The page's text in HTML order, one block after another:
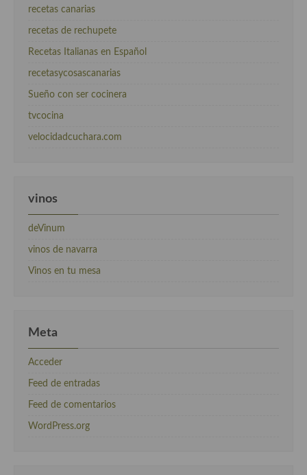
recetas canarias
recetas de rechupete
Recetas Italianas en Español
recetasycosascanarias
Sueño con ser cocinera
tvcocina
velocidadcuchara.com
vinos
deVinum
vinos de navarra
Vinos en tu mesa
Meta
Acceder
Feed de entradas
Feed de comentarios
WordPress.org